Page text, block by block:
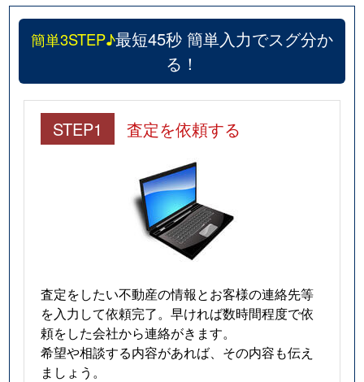
簡単3STEP♪最短45秒 簡単入力でスグ分か
る！
STEP1 査定を依頼する
査定をしたい不動産の情報とお客様の連絡先等
を入力して依頼完了。早ければ数時間程度で依
頼をした会社から連絡がきます。
希望や相談する内容があれば、その内容も伝え
ましょう。